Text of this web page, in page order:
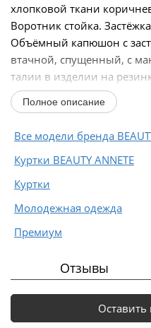
хлопковой ткани
Воротник стойка.
Объёмный капюшон с
втачной, спущенный, с
талии в изделии на
переду...
Полное описание
Все модели бренда
Куртки BEAUTY ANNETE
Куртки
Молодежная одежда
Премиум
Отзывы